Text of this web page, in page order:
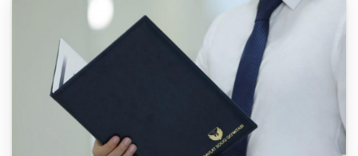
Бюджет
Тўлов ва ўтказмалар
Молия бозори
Пул-кредит сиёсати ва унинг элементлари
Молиявий хавфсизлик